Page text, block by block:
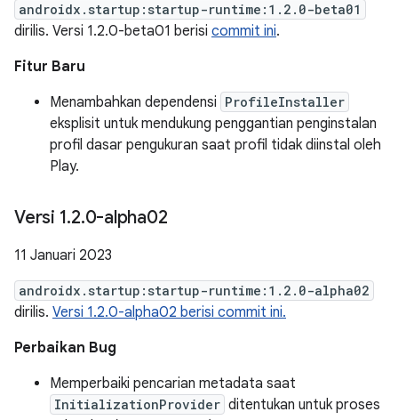
androidx.startup:startup-runtime:1.2.0-beta01
dirilis. Versi 1.2.0-beta01 berisi commit ini.
Fitur Baru
Menambahkan dependensi ProfileInstaller
eksplisit untuk mendukung penggantian penginstalan
profil dasar pengukuran saat profil tidak diinstal oleh
Play.
Versi 1.2.0-alpha02
11 Januari 2023
androidx.startup:startup-runtime:1.2.0-alpha02
dirilis. Versi 1.2.0-alpha02 berisi commit ini.
Perbaikan Bug
Memperbaiki pencarian metadata saat
InitializationProvider ditentukan untuk proses